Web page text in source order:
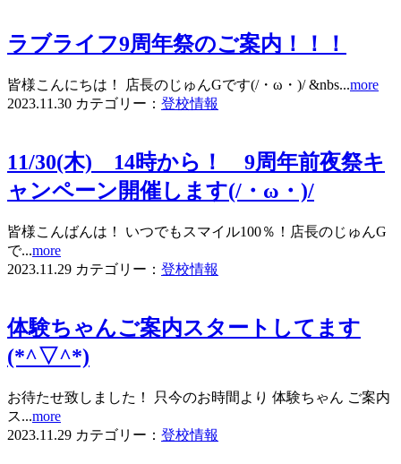
ラブライフ9周年祭のご案内！！！
皆様こんにちは！ 店長のじゅんGです(/・ω・)/ &nbs...more
2023.11.30 カテゴリー： 登校情報
11/30(木) 14時から！ 9周年前夜祭キ
ャンペーン開催します(/・ω・)/
皆様こんばんは！ いつでもスマイル100％！店長のじゅんG
で...more
2023.11.29 カテゴリー： 登校情報
体験ちゃんご案内スタートしてます
(*^▽^*)
お待たせ致しました！ 只今のお時間より 体験ちゃん ご案内
ス...more
2023.11.29 カテゴリー： 登校情報